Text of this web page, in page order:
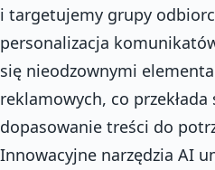
i targetujemy grupy
personalizacja
się nieodzownymi
reklamowych, co przekłada
dopasowanie treści do
Innowacyjne narzędzia AI